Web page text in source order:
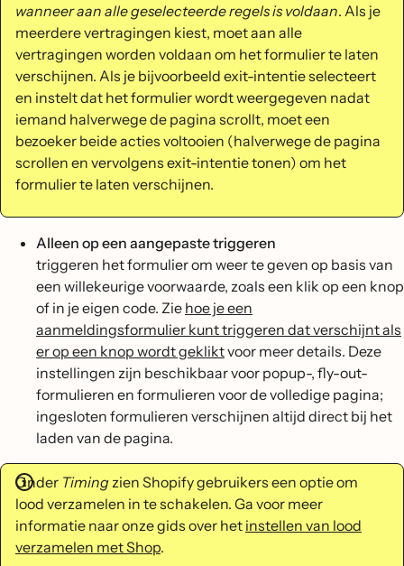
wanneer aan alle geselecteerde regels is voldaan. Als je
meerdere vertragingen kiest, moet aan alle
vertragingen worden voldaan om het formulier te laten
verschijnen. Als je bijvoorbeeld exit-intentie selecteert
en instelt dat het formulier wordt weergegeven nadat
iemand halverwege de pagina scrollt, moet een
bezoeker beide acties voltooien (halverwege de pagina
scrollen en vervolgens exit-intentie tonen) om het
formulier te laten verschijnen.
Alleen op een aangepaste triggeren
triggeren het formulier om weer te geven op basis van
een willekeurige voorwaarde, zoals een klik op een knop
of in je eigen code. Zie hoe je een
aanmeldingsformulier kunt triggeren dat verschijnt als
er op een knop wordt gekliktvoor meer details. Deze
instellingen zijn beschikbaar voor popup-, fly-out-
formulieren en formulieren voor de volledige pagina;
ingesloten formulieren verschijnen altijd direct bij het
laden van de pagina.
Onder Timing zien Shopify gebruikers een optie om
lood verzamelen in te schakelen. Ga voor meer
informatie naar onze gids over het instellen van lood
verzamelen met Shop.